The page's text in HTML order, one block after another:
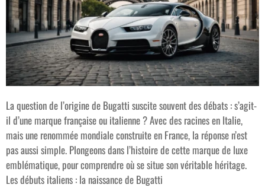
La question de l’origine de Bugatti suscite souvent des débats : s’agit-
il d’une marque française ou italienne ? Avec des racines en Italie,
mais une renommée mondiale construite en France, la réponse n’est
pas aussi simple. Plongeons dans l’histoire de cette marque de luxe
emblématique, pour comprendre où se situe son véritable héritage.
Les débuts italiens : la naissance de Bugatti